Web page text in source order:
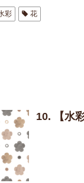
彩 花
10. 【水